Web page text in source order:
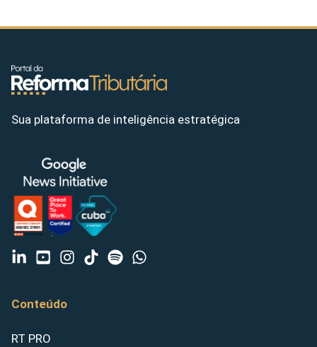
Sua plataforma de inteligência estratégica
Conteúdo
RT PRO